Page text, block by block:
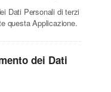
Dati Personali di terzi
questa Applicazione.
dei Dati